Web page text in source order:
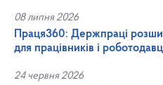
08 липня 2026
Праця360: Держпраці
для працівників і
24 червня 2026